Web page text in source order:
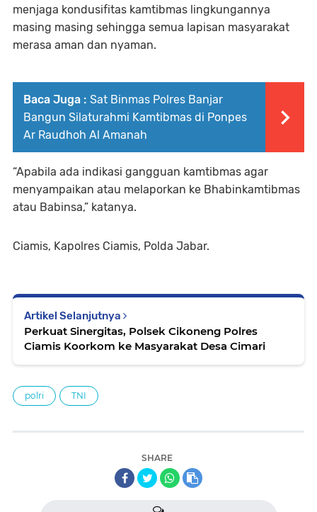
menjaga kondusifitas kamtibmas lingkungannya
masing masing sehingga semua lapisan masyarakat
merasa aman dan nyaman.
Baca Juga : Sat Binmas Polres Banjar
Bangun Silaturahmi Kamtibmas di Ponpes
Ar Raudhoh Al Amanah
“Apabila ada indikasi gangguan kamtibmas agar
menyampaikan atau melaporkan ke Bhabinkamtibmas
atau Babinsa,” katanya.
Ciamis, Kapolres Ciamis, Polda Jabar.
Artikel Selanjutnya
Perkuat Sinergitas, Polsek Cikoneng Polres
Ciamis Koorkom ke Masyarakat Desa Cimari
polri TNI
SHARE